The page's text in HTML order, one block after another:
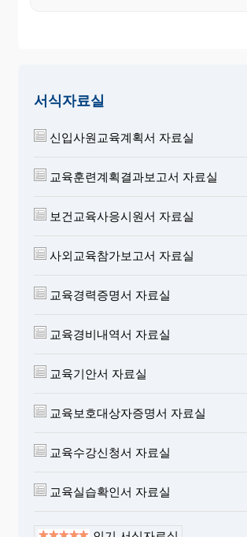
서식자료실
신입사원교육계획서 자료실
교육훈련계획결과보고서 자료실
보건교육사응시원서 자료실
사외교육참가보고서 자료실
교육경력증명서 자료실
교육경비내역서 자료실
교육기안서 자료실
교육보호대상자증명서 자료실
교육수강신청서 자료실
교육실습확인서 자료실